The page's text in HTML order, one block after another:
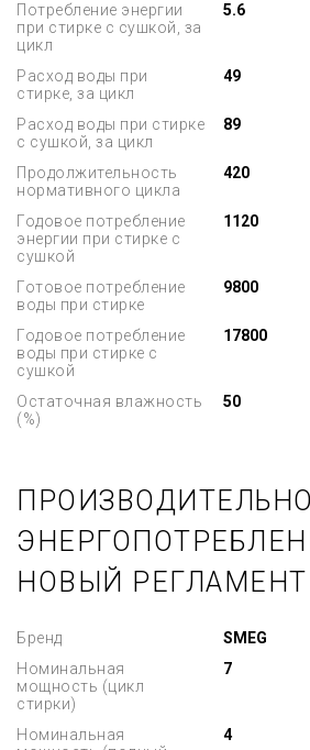
Потребление энергии
при стирке с сушкой, за
цикл
5.6
Расход воды при
стирке, за цикл
49
Расход воды при стирке
с сушкой, за цикл
89
Продолжительность
нормативного цикла
420
Годовое потребление
энергии при стирке с
сушкой
1120
Готовое потребление
воды при стирке
9800
Годовое потребление
воды при стирке с
сушкой
17800
Остаточная влажность
(%)
50
НОВЫЙ РЕГЛАМЕНТ
Бренд
SMEG
Номинальная
мощность (цикл
стирки)
7
Номинальная
4